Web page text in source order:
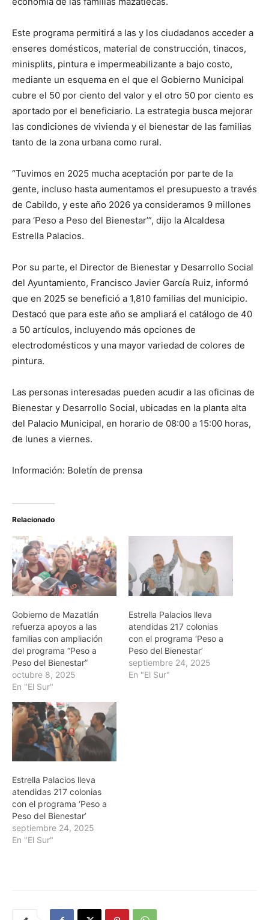
Este programa permitirá a las y los ciudadanos acceder a
enseres domésticos, material de construcción, tinacos,
minisplits, pintura e impermeabilizante a bajo costo,
mediante un esquema en el que el Gobierno Municipal
cubre el 50 por ciento del valor y el otro 50 por ciento es
aportado por el beneficiario. La estrategia busca mejorar
las condiciones de vivienda y el bienestar de las familias
tanto de la zona urbana como rural.
“Tuvimos en 2025 mucha aceptación por parte de la
gente, incluso hasta aumentamos el presupuesto a través
de Cabildo, y este año 2026 ya consideramos 9 millones
para ‘Peso a Peso del Bienestar’”, dijo la Alcaldesa
Estrella Palacios.
Por su parte, el Director de Bienestar y Desarrollo Social
del Ayuntamiento, Francisco Javier García Ruiz, informó
que en 2025 se benefició a 1,810 familias del municipio.
Destacó que para este año se ampliará el catálogo de 40
a 50 artículos, incluyendo más opciones de
electrodomésticos y una mayor variedad de colores de
pintura.
Las personas interesadas pueden acudir a las oficinas de
Bienestar y Desarrollo Social, ubicadas en la planta alta
del Palacio Municipal, en horario de 08:00 a 15:00 horas,
de lunes a viernes.
Información: Boletín de prensa
Relacionado
Gobierno de Mazatlán
refuerza apoyos a las
familias con ampliación
del programa “Peso a
Peso del Bienestar”
octubre 8, 2025
En "El Sur"
Estrella Palacios lleva
atendidas 217 colonias
con el programa ‘Peso a
Peso del Bienestar’
septiembre 24, 2025
En "El Sur"
Estrella Palacios lleva
atendidas 217 colonias
con el programa ‘Peso a
Peso del Bienestar’
septiembre 24, 2025
En "El Sur"